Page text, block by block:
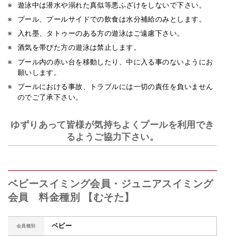
遊泳中は潜水や溺れた真似等悪ふざけをしないで下さい。
プール、プールサイドでの飲食は水分補給のみとします。
入れ墨、タトゥーのある方の遊泳はご遠慮下さい。
酒気を帯びた方の遊泳は禁止します。
プール内の赤い台を移動したり、中に入る事のないようにお
願いします。
プールにおける事故、トラブルには一切の責任を負いません
のでご了承下さい。
ゆずりあって皆様が気持ちよくプールを利用でき
るようご協力下さい。
ベビースイミング会員・ジュニアスイミング
会員 料金種別 【むそた】
会員種別 ベビー